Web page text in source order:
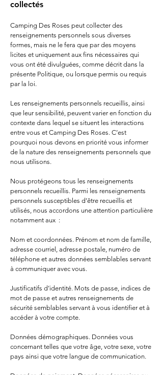
collectés
Camping Des Roses peut collecter des
renseignements personnels sous diverses
formes, mais ne le fera que par des moyens
licites et uniquement aux fins nécessaires qui
vous ont été divulguées, comme décrit dans la
présente Politique, ou lorsque permis ou requis
par la loi.
Les renseignements personnels recueillis, ainsi
que leur sensibilité, peuvent varier en fonction du
contexte dans lequel se situent les interactions
entre vous et Camping Des Roses. C’est
pourquoi nous devons en priorité vous informer
de la nature des renseignements personnels que
nous utilisons.
Nous protégeons tous les renseignements
personnels recueillis. Parmi les renseignements
personnels susceptibles d’être recueillis et
utilisés, nous accordons une attention particulière
notamment aux :
Nom et coordonnées. Prénom et nom de famille,
adresse courriel, adresse postale, numéro de
téléphone et autres données semblables servant
à communiquer avec vous.
Justificatifs d’identité. Mots de passe, indices de
mot de passe et autres renseignements de
sécurité semblables servant à vous identifier et à
accéder à votre compte.
Données démographiques. Données vous
concernant telles que votre âge, votre sexe, votre
pays ainsi que votre langue de communication.